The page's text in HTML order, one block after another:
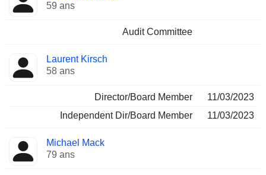
59 ans
Audit Committee
Laurent Kirsch
58 ans
Director/Board Member
11/03/2023
Independent Dir/Board Member
11/03/2023
Michael Mack
79 ans